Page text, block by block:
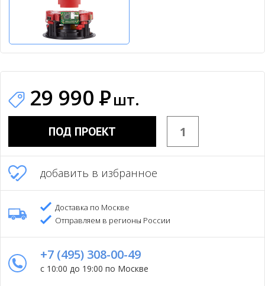
29 990 Ршт.
ПОД ПРОЕКТ
добавить в избранное
Доставка по Москве
Отправляем в регионы России
+7 (495) 308-00-49
с 10:00 до 19:00 по Москве